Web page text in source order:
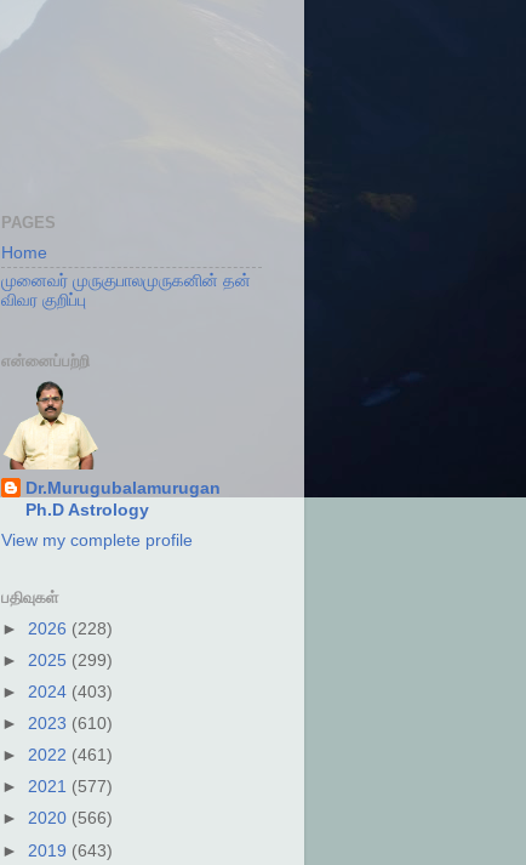
PAGES
Home
முனைவர் முருகுபாலமுருகனின் தன்
விவர குறிப்பு
என்னைப்பற்றி
Dr.Murugubalamurugan
Ph.D Astrology
View my complete profile
பதிவுகள்
► 2026 (228)
► 2025 (299)
► 2024 (403)
► 2023 (610)
► 2022 (461)
► 2021 (577)
► 2020 (566)
► 2019 (643)